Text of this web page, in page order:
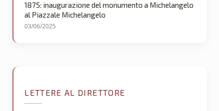
1875: inaugurazione del monumento a Michelangelo
al Piazzale Michelangelo
03/06/2025
LETTERE AL DIRETTORE